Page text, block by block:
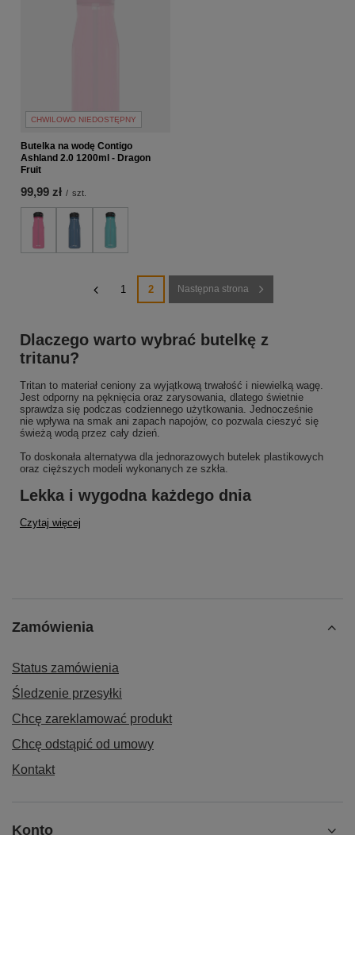
CHWILOWO NIEDOSTĘPNY
Butelka na wodę Contigo
Ashland 2.0 1200ml - Dragon
Fruit
99,99 zł / szt.
1 2 Następna strona
Dlaczego warto wybrać butelkę z
tritanu?
Tritan to materiał ceniony za wyjątkową trwałość i niewielką wagę.
Jest odporny na pęknięcia oraz zarysowania, dlatego świetnie
sprawdza się podczas codziennego użytkowania. Jednocześnie
nie wpływa na smak ani zapach napojów, co pozwala cieszyć się
świeżą wodą przez cały dzień.
To doskonała alternatywa dla jednorazowych butelek plastikowych
oraz cięższych modeli wykonanych ze szkła.
Lekka i wygodna każdego dnia
Czytaj więcej
Zamówienia
Status zamówienia
Śledzenie przesyłki
Chcę zareklamować produkt
Chcę odstąpić od umowy
Kontakt
Konto